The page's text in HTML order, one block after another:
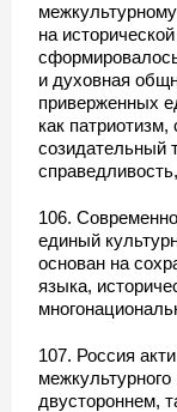
на
и духовная
приверженных
как
созидательный
106.
единый
основан на
языка,
107. Россия
межкультурного
двустороннем,